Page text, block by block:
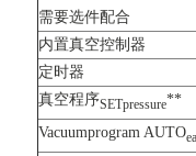
需要选件配合
内置真空控制器
定时器
真空程序SETpressure**
Vacuumprogram AUTO